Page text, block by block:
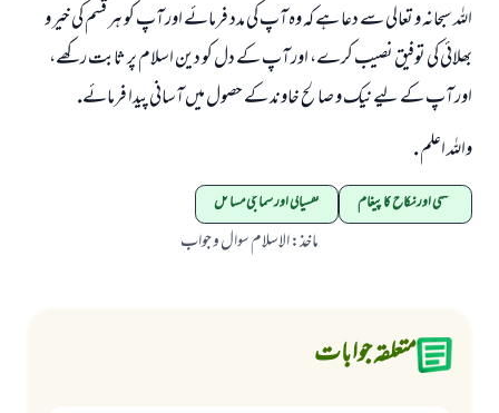
اللہ سبحانہ و تعالى سے دعا ہے كہ وہ آپ كى مدد فرمائے اور آپ كو ہر قسم كى خير و
بھلائى كى توفيق نصيب كرے، اور آپ كے دل كو دين اسلام پر ثابت ركھے،
اور آپ كے ليے نيك و صالح خاوند كے حصول ميں آسانى پيدا فرمائے.
واللہ اعلم .
منگنی اور نکاح کا پیغام نفسیاتی اور سماجی مسائل
ماخذ:الاسلام سوال و جواب
متعلقہ جوابات